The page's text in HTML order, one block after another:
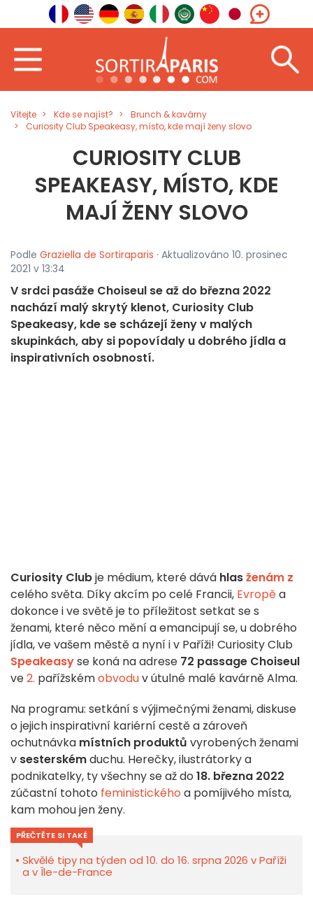
Vítejte Kde se najíst?
Brunch & kavárny
Curiosity Club Speakeasy, místo, kde mají ženy slovo
CURIOSITY CLUB
SPEAKEASY, MÍSTO, KDE
MAJÍ ŽENY SLOVO
Podle Graziella de Sortiraparis · Aktualizováno 10. prosinec
2021 v 13:34
V srdci pasáže Choiseul se až do března 2022
nachází malý skrytý klenot, Curiosity Club
Speakeasy, kde se scházejí ženy v malých
skupinkách, aby si popovídaly u dobrého jídla a
inspirativních osobností.
Curiosity Clubje médium, které dává hlasženám z
celého světa. Díky akcím po celé Francii, Evropěa
dokonce i ve světě je to příležitost setkat se s
ženami, které něco mění a emancipují se, u dobrého
jídla, ve vašem městě a nyní i v Paříži! Curiosity Club
Speakeasyse koná na adrese 72 passage Choiseul
ve2. pařížskémobvoduv útulné malé kavárně Alma.
Na programu: setkání s výjimečnými ženami, diskuse
o jejich inspirativní kariérní cestě a zároveň
ochutnávka místních produktů vyrobených ženami
v sesterskémduchu. Herečky, ilustrátorky a
podnikatelky, ty všechny se až do 18. března 2022
zúčastní tohoto feministického a pomíjivého místa,
kam mohou jen ženy.
PŘEČTĚTE SI TAKÉ
Skvělé tipy na týden od 10. do 16. srpna 2026 v Paříži
a v Île-de-France